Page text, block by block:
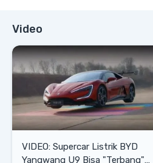
Video
VIDEO: Supercar Listrik BYD
Yangwang U9 Bisa "Terbang"